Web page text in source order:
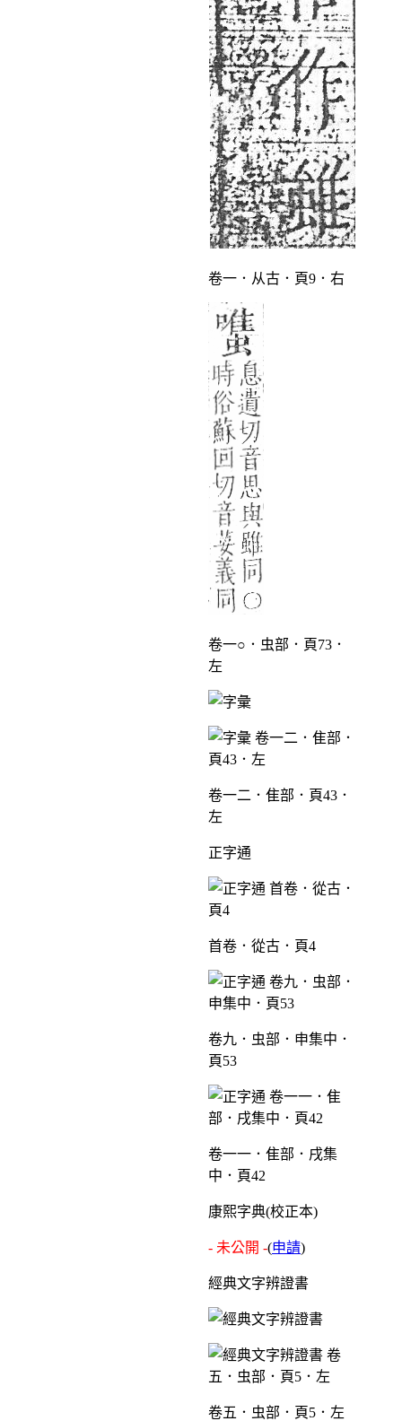
卷一．从古．頁9．右
卷一○．虫部．頁73．
左
卷一二．隹部．頁43．
左
正字通
首卷．從古．頁4
卷九．虫部．申集中．
頁53
卷一一．隹部．戌集
中．頁42
康熙字典(校正本)
- 未公開 -(申請)
經典文字辨證書
卷五．虫部．頁5．左